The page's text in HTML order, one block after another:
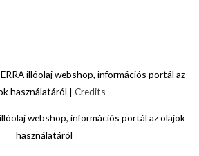
illóolaj webshop, információs portál az
használatáról | Credits
webshop, információs portál az olajok
használatáról